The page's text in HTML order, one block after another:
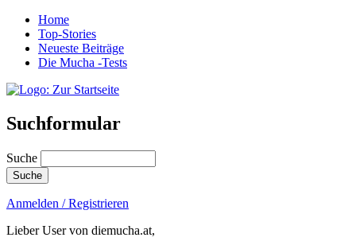
Home
Top-Stories
Neueste Beiträge
Die Mucha -Tests
Suchformular
Suche
Anmelden / Registrieren
Lieber User von diemucha.at,